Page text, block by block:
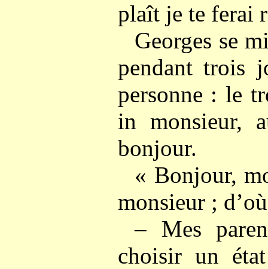
plaît je te ferai
Georges se
pendant trois
personne : le
in monsieur,
bonjour.
« Bonjour,
monsieur ;
– Mes
choisir un